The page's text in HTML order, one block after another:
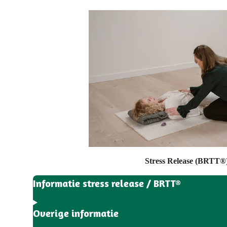
Stress Release
Informatie stress release / BRTT®
Overige informatie